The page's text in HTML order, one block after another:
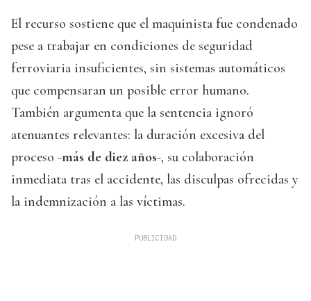
El recurso sostiene que el maquinista fue condenado
pese a trabajar en condiciones de seguridad
ferroviaria insuficientes, sin sistemas automáticos
que compensaran un posible error humano.
También argumenta que la sentencia ignoró
atenuantes relevantes: la duración excesiva del
proceso -más de diez años-, su colaboración
inmediata tras el accidente, las disculpas ofrecidas y
la indemnización a las víctimas.